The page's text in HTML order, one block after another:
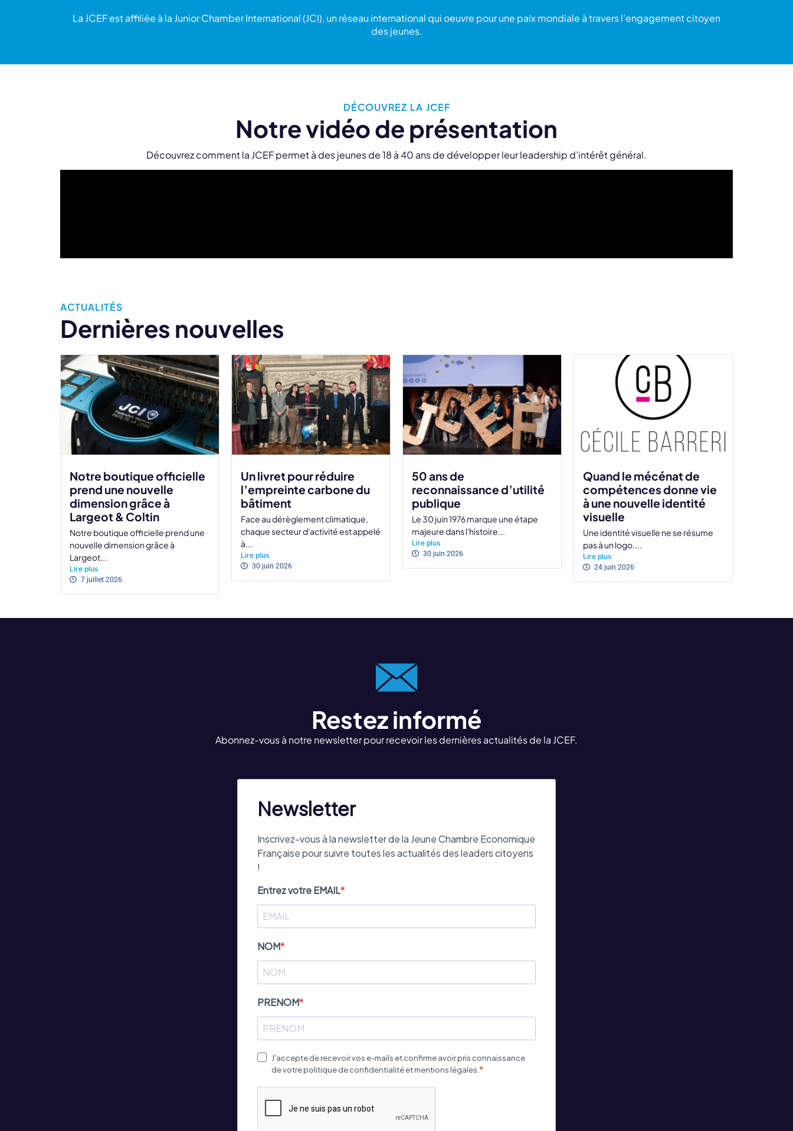
La JCEF est affiliée à la Junior Chamber International (JCI), un réseau international qui oeuvre pour une paix mondiale à travers l’engagement citoyen
des jeunes.
DÉCOUVREZ LA JCEF
Notre vidéo de présentation
Découvrez comment la JCEF permet à des jeunes de 18 à 40 ans de développer leur leadership d’intérêt général.
ACTUALITÉS
Dernières nouvelles
Notre boutique officielle
prend une nouvelle
dimension grâce à
Largeot & Coltin
Notre boutique officielle prend une
nouvelle dimension grâce à
Largeot...
Lire plus
7 juillet 2026
Un livret pour réduire
l’empreinte carbone du
bâtiment
Face au dérèglement climatique,
chaque secteur d'activité est appelé
à...
Lire plus
30 juin 2026
50 ans de
reconnaissance d’utilité
publique
Le 30 juin 1976 marque une étape
majeure dans l'histoire...
Lire plus
30 juin 2026
Quand le mécénat de
compétences donne vie
à une nouvelle identité
visuelle​
Une identité visuelle ne se résume
pas à un logo....
Lire plus
24 juin 2026
Restez informé
Abonnez-vous à notre newsletter pour recevoir les dernières actualités de la JCEF.